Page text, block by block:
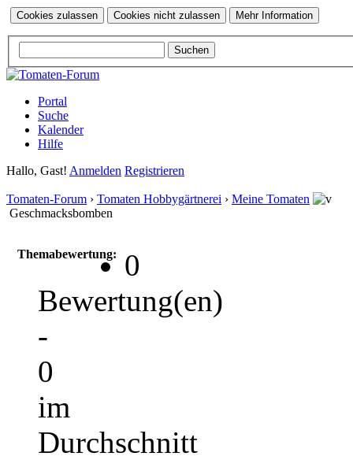
Portal
Suche
Kalender
Hilfe
Hallo, Gast! Anmelden Registrieren
Tomaten-Forum › Tomaten Hobbygärtnerei › Meine Tomaten
Geschmacksbomben
Themabewertung:
0
Bewertung(en)
-
0
im
Durchschnitt